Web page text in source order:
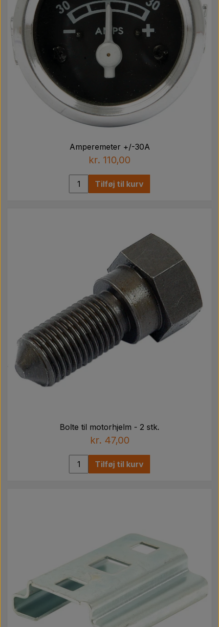
Amperemeter +/-30A
kr. 110,00
Tilføj til kurv
Bolte til motorhjelm - 2 stk.
kr. 47,00
Tilføj til kurv